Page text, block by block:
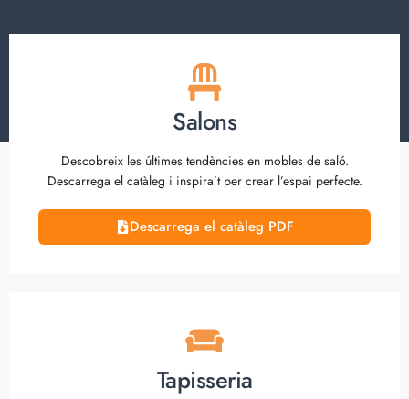
Salons
Descobreix les últimes tendències en mobles de saló.
Descarrega el catàleg i inspira’t per crear l’espai perfecte.
Descarrega el catàleg PDF
Tapisseria